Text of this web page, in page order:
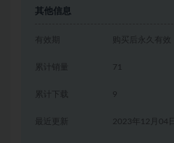
其他信息
有效期 购买后永久有效
累计销量 71
累计下载 9
2023年12月04日